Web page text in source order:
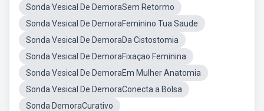
Sonda Vesical De DemoraSem Retormo
Sonda Vesical De DemoraFeminino Tua Saude
Sonda Vesical De DemoraDa Cistostomia
Sonda Vesical De DemoraFixaçao Feminina
Sonda Vesical De DemoraEm Mulher Anatomia
Sonda Vesical De DemoraConecta a Bolsa
Sonda DemoraCurativo